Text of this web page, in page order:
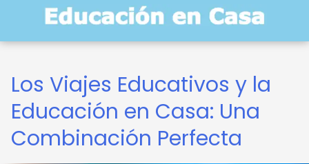
Los Viajes Educativos y la
Educación en Casa: Una
Combinación Perfecta